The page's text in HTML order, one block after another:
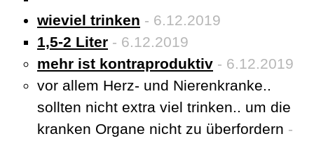
wieviel trinken - 6.12.2019
1,5-2 Liter - 6.12.2019
mehr ist kontraproduktiv - 6.12.2019
vor allem Herz- und Nierenkranke..
sollten nicht extra viel trinken.. um die
kranken Organe nicht zu überfordern -